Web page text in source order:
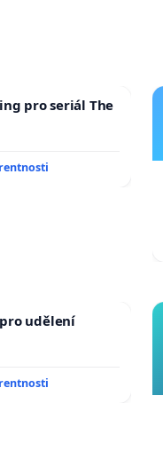
pro seriál The
udělení